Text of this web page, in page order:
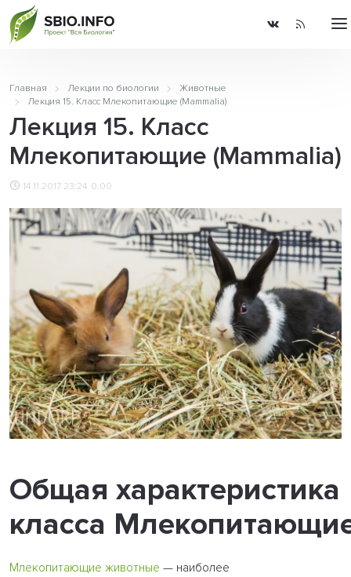
Главная Лекции по биологии
Животные
Лекция 15. Класс Млекопитающие (Mammalia)
Лекция 15. Класс
Млекопитающие (Mammalia)
14.11.2017 23:24 0.00
Общая характеристика
класса
Млекопитающие животные — наиболее